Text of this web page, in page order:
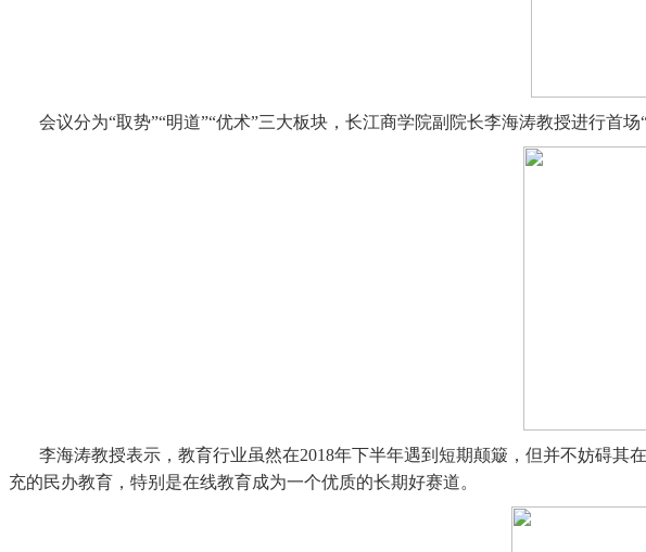
会议分为“取势”“明道”“优术”三大板块，长江商学院副院长李海涛教授进行首场
李海涛教授表示，教育行业虽然在2018年下半年遇到短期颠簸，但并不妨碍
充的民办教育，特别是在线教育成为一个优质的长期好赛道。